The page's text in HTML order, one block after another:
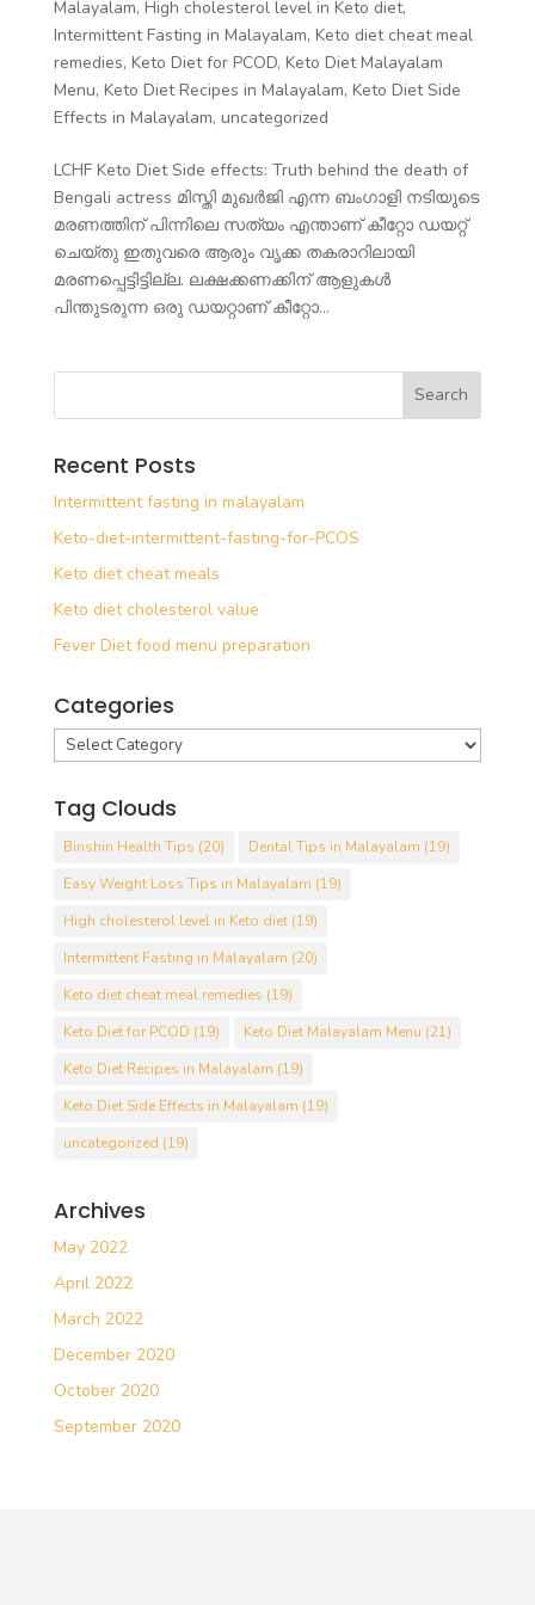
Malayalam, High cholesterol level in Keto diet,
Intermittent Fasting in Malayalam, Keto diet cheat meal
remedies, Keto Diet for PCOD, Keto Diet Malayalam
Menu, Keto Diet Recipes in Malayalam, Keto Diet Side
Effects in Malayalam, uncategorized
LCHF Keto Diet Side effects: Truth behind the death of
Bengali actress മിസ്തി മുഖർജി എന്ന ബംഗാളി നടിയുടെ
മരണത്തിന് പിന്നിലെ സത്യം എന്താണ് കീറ്റോ ഡയറ്റ്
ചെയ്തു ഇതുവരെ ആരും വൃക്ക തകരാറിലായി
മരണപ്പെട്ടിട്ടില്ല. ലക്ഷക്കണക്കിന് ആളുകൾ
പിന്തുടരുന്ന ഒരു ഡയറ്റാണ് കീറ്റോ...
Recent Posts
Intermittent fasting in malayalam
Keto-diet-intermittent-fasting-for-PCOS
Keto diet cheat meals
Keto diet cholesterol value
Fever Diet food menu preparation
Categories
Categories
Tag Clouds
Binshin Health Tips (20) Dental Tips in Malayalam (19)
Easy Weight Loss Tips in Malayalam (19)
High cholesterol level in Keto diet(19)
Intermittent Fasting in Malayalam (20)
Keto diet cheat meal remedies (19)
Keto Diet for PCOD (19) Keto Diet Malayalam Menu (21)
Keto Diet Recipes in Malayalam (19)
Keto Diet Side Effects in Malayalam (19)
uncategorized (19)
Archives
May 2022
April 2022
March 2022
December 2020
October 2020
September 2020